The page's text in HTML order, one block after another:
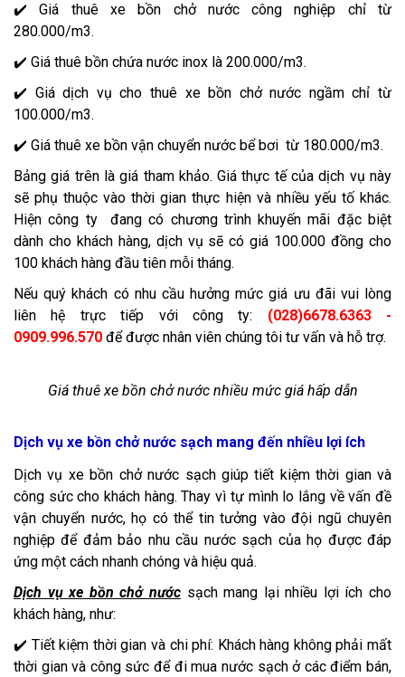
✔️ Giá thuê xe bồn chở nước công nghiệp chỉ từ
280.000/m3.
✔️ Giá thuê bồn chứa nước inox là 200.000/m3.
✔️ Giá dịch vụ cho thuê xe bồn chở nước ngầm chỉ từ
100.000/m3.
✔️ Giá thuê xe bồn vận chuyển nước bể bơi từ 180.000/m3.
Bảng giá trên là giá tham khảo. Giá thực tế của dịch vụ này
sẽ phụ thuộc vào thời gian thực hiện và nhiều yếu tố khác.
Hiện công ty đang có chương trình khuyến mãi đặc biệt
dành cho khách hàng, dịch vụ sẽ có giá 100.000 đồng cho
100 khách hàng đầu tiên mỗi tháng.
Nếu quý khách có nhu cầu hưởng mức giá ưu đãi vui lòng
liên hệ trực tiếp với công ty: (028)6678.6363 -
0909.996.570 để được nhân viên chúng tôi tư vấn và hỗ trợ.
Giá thuê xe bồn chở nước nhiều mức giá hấp dẫn
Dịch vụ xe bồn chở nước sạch mang đến nhiều lợi ích
Dịch vụ xe bồn chở nước sạch giúp tiết kiệm thời gian và
công sức cho khách hàng. Thay vì tự mình lo lắng về vấn đề
vận chuyển nước, họ có thể tin tưởng vào đội ngũ chuyên
nghiệp để đảm bảo nhu cầu nước sạch của họ được đáp
ứng một cách nhanh chóng và hiệu quả.
Dịch vụ xe bồn chở nướcsạch mang lại nhiều lợi ích cho
khách hàng, như:
✔️ Tiết kiệm thời gian và chi phí: Khách hàng không phải mất
thời gian và công sức để đi mua nước sạch ở các điểm bán,